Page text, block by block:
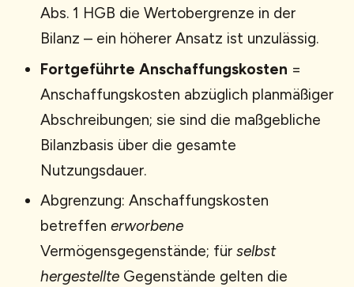
Abs. 1 HGB die Wertobergrenze in der
Bilanz – ein höherer Ansatz ist unzulässig.
Fortgeführte Anschaffungskosten =
Anschaffungskosten abzüglich planmäßiger
Abschreibungen; sie sind die maßgebliche
Bilanzbasis über die gesamte
Nutzungsdauer.
Abgrenzung: Anschaffungskosten
betreffen erworbene
Vermögensgegenstände; für selbst
hergestellte Gegenstände gelten die